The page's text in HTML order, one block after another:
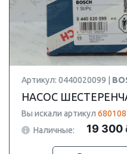
Артикул: 0440020099 |
НАСОС
Вы искали артикул
Наличные:
19 300